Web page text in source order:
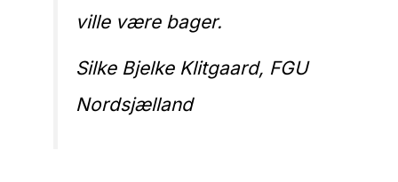
ville være bager.
Silke Bjelke Klitgaard, FGU
Nordsjælland